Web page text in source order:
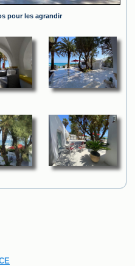
pour les agrandir